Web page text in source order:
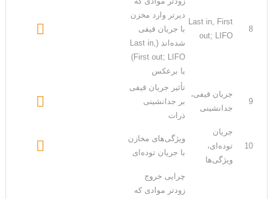
8
Last in, First
out; LIFO
دیرتر وارد مخزن
با جریان قیفی
شده‌اند (Last in,
First out; LIFO)
یا برعکس

9
جریان قیفی،
جدانشینی
تأثیر جریان قیفی
بر جدانشینی
ذرات

10
جریان
توده‌ای،
ویژگی‌ها
ویژگی‌های مخازن
با جریان توده‌ای

چرایی خروج
زودتر موادی که